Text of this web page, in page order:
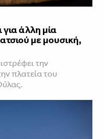
άλλη μία
με μουσική,
την
πλατεία του